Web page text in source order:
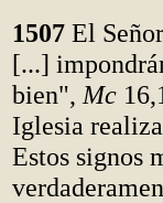
1507 El
[...]
bien", Mc
Iglesia
Estos signos